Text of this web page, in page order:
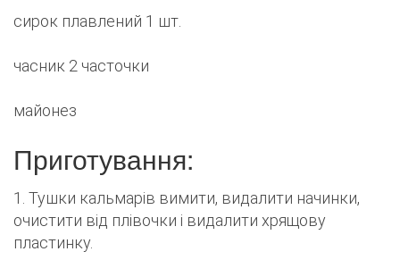
сирок плавлений 1 шт.
часник 2 часточки
майонез
Приготування:
1. Тушки кальмарів вимити, видалити начинки,
очистити від плівочки і видалити хрящову
пластинку.